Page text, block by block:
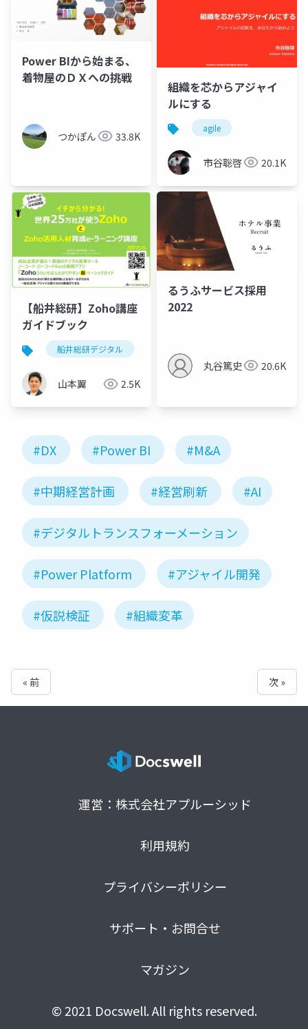
Power BIから始まる、
着物屋のＤＸへの挑戦
つかぽん 33.8K
組織を芯からアジャイ
ルにする
agile
市谷聡啓 20.1K
【船井総研】Zoho講座
ガイドブック
船井総研デジタル
山本翼 2.5K
るうふサービス採用
2022
丸谷篤史 20.6K
#DX #Power BI #M&A
#中期経営計画 #経営刷新 #AI
#デジタルトランスフォーメーション
#Power Platform #アジャイル開発
#仮説検証 #組織変革
« 前 次 »
運営：株式会社アプルーシッド
利用規約
プライバシーポリシー
サポート・お問合せ
マガジン
© 2021 Docswell. All rights reserved.